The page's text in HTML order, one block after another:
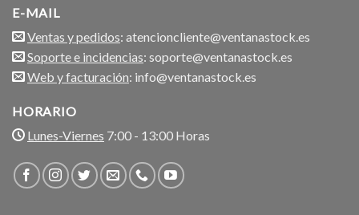
E-MAIL
Ventas y pedidos: atencioncliente@ventanastock.es
Soporte e incidencias: soporte@ventanastock.es
Web y facturación: info@ventanastock.es
HORARIO
Lunes-Viernes 7:00 - 13:00 Horas